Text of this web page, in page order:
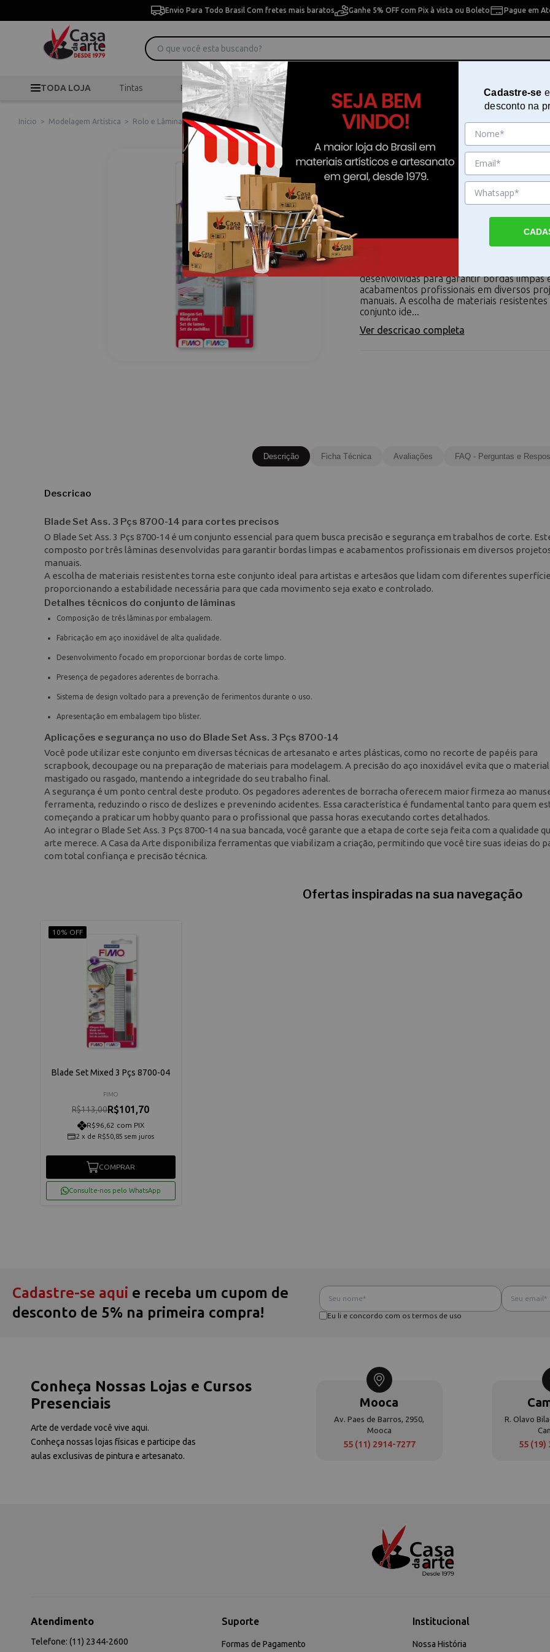
Envio Para Todo Brasil Com fretes mais baratos Ganhe 5% OFF com Pix à vista ou Boleto Pague em
TODA LOJA Tintas Pincéis Desenho Pintura
Início > Modelagem Artística > Rolo e Lâminas > Blade Set Ass. 3 Pçs 8700-14
Blade Set Ass. 3 Pçs 8700-14
Blade Set Ass. 3 Pçs 8700-14 para cortes
Blade Set Ass. 3 Pçs 8700-14 é um
desenvolvidas para garantir bordas limpas
acabamentos profissionais em diversos
manuais. A escolha de materiais
conjunto ide...
Ver descricao completa
Descrição Ficha Técnica Avaliações FAQ - Perguntas e
Descricao
Blade Set Ass. 3 Pçs 8700-14 para cortes precisos
O Blade Set Ass. 3 Pçs 8700-14 é um conjunto essencial para quem busca precisão e segurança em trabalhos de corte.
composto por três lâminas desenvolvidas para garantir bordas limpas e acabamentos profissionais em diversos
manuais.
A escolha de materiais resistentes torna este conjunto ideal para artistas e artesãos que lidam com diferentes
proporcionando a estabilidade necessária para que cada movimento seja exato e controlado.
Detalhes técnicos do conjunto de lâminas
Composição de três lâminas por embalagem.
Fabricação em aço inoxidável de alta qualidade.
Desenvolvimento focado em proporcionar bordas de corte limpo.
Presença de pegadores aderentes de borracha.
Sistema de design voltado para a prevenção de ferimentos durante o uso.
Apresentação em embalagem tipo blister.
Aplicações e segurança no uso do Blade Set Ass. 3 Pçs 8700-14
Você pode utilizar este conjunto em diversas técnicas de artesanato e artes plásticas, como no recorte de papéis para
scrapbook, decoupage ou na preparação de materiais para modelagem. A precisão do aço inoxidável evita que o
mastigado ou rasgado, mantendo a integridade do seu trabalho final.
A segurança é um ponto central deste produto. Os pegadores aderentes de borracha oferecem maior firmeza ao
ferramenta, reduzindo o risco de deslizes e prevenindo acidentes. Essa característica é fundamental tanto para quem
começando a praticar um hobby quanto para o profissional que passa horas executando cortes detalhados.
Ao integrar o Blade Set Ass. 3 Pçs 8700-14 na sua bancada, você garante que a etapa de corte seja feita com a qualidade
arte merece. A Casa da Arte disponibiliza ferramentas que viabilizam a criação, permitindo que você tire suas ideias do
com total confiança e precisão técnica.
Ofertas inspiradas na sua navegação
10% OFF
Blade Set Mixed 3 Pçs 8700-04
FIMO
R$113,00R$101,70
R$96,62 com PIX
2 x de R$50,85 sem juros
COMPRAR
Consulte-nos pelo WhatsApp
Cadastre-se aqui e receba um cupom de
desconto de 5% na primeira compra!
Eu li e concordo com os termos de uso
Conheça Nossas Lojas e Cursos
Presenciais
Arte de verdade você vive aqui.
Conheça nossas lojas físicas e participe das
aulas exclusivas de pintura e artesanato.
Mooca
Av. Paes de Barros, 2950,
Mooca
55 (11) 2914-7277
R. Olavo
55 (19)
Atendimento
Telefone: (11) 2344-2600
Suporte
Formas de Pagamento
Institucional
Nossa História
Cadastre-se
desconto na